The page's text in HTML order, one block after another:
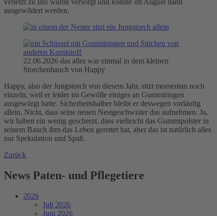
verletzt zu uns wurde versorgt und konnte im August dann
ausgewildert werden.
22.06.2026 das alles war einmal in dem kleinen
Storchenbauch von Happy
Happy, also der Jungstorch von diesem Jahr, sitzt momentan noch
einzeln, weil er leider im Gewölle einiges an Gummiringen
ausgewürgt hatte. Sicherheitshalber bleibt er deswegen vorläufig
allein. Nicht, dass seine neuen Nestgeschwister das aufnehmen. Ja,
wir haben ein wenig gescherzt, dass vielleicht das Gummipolster in
seinem Bauch ihm das Leben gerettet hat, aber das ist natürlich alles
nur Spekulation und Spaß.
Zurück
News Paten- und Pflegetiere
2026
Juli 2026
Juni 2026